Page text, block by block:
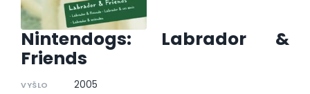
Nintendogs: Labrador &
Friends
VYŠLO 2005